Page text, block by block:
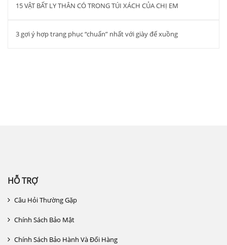
15 VẬT BẤT LY THÂN CÓ TRONG TÚI XÁCH CỦA CHỊ EM
3 gợi ý hợp trang phục “chuẩn” nhất với giày đế xuồng
HỖ TRỢ
Câu Hỏi Thường Gặp
Chính Sách Bảo Mật
Chính Sách Bảo Hành Và Đổi Hàng